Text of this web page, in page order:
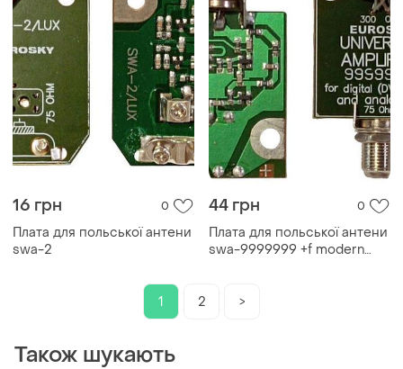
16 грн 0
Плата для польської антени
swa-2
44 грн 0
Плата для польської антени
swa-9999999 +f modern
1 2 >
Також шукають